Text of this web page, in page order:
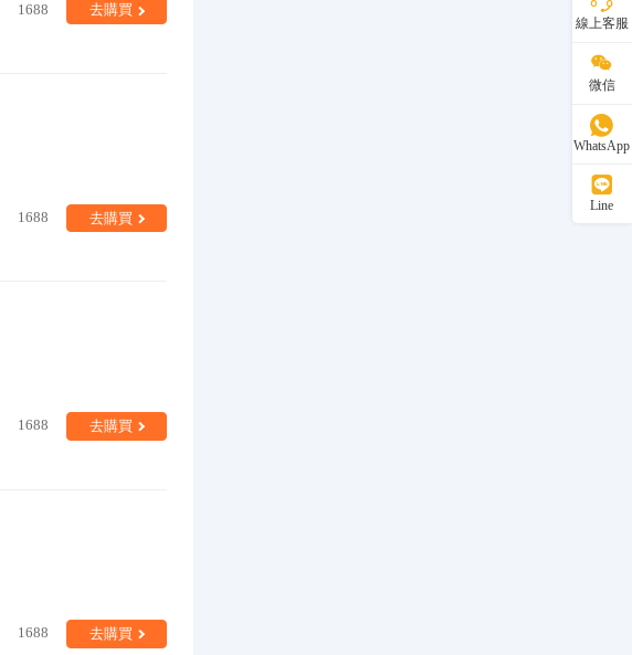
1688 去購買
1688 去購買
1688 去購買
1688 去購買
線上客服
微信
WhatsApp
Line